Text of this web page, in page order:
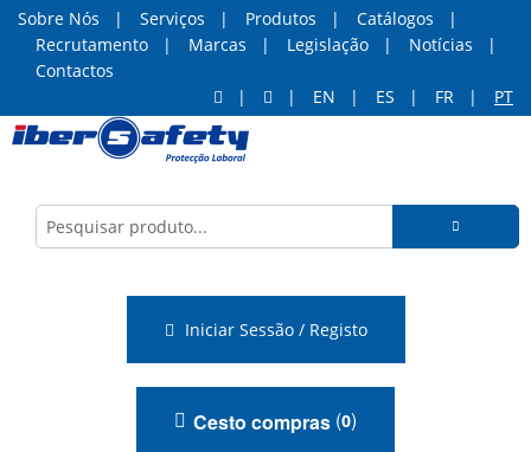
Sobre Nós Serviços Produtos
Catálogos
Recrutamento
Marcas Legislação
Notícias
Contactos
EN
ES FR PT
Iniciar Sessão / Registo
Cesto compras (0)